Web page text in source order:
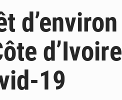
renforcer la souveraineté alimentaire
leur coopération en faveur de la jeunesse
valoriser les produits forestiers non ligneux
d’environ
d’Ivoire
19